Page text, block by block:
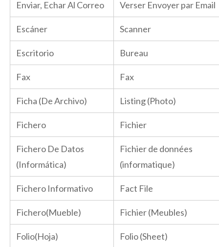
Enviar, Echar Al Correo Verser Envoyer par Email
Escáner Scanner
Escritorio Bureau
Fax Fax
Ficha (De Archivo) Listing (Photo)
Fichero Fichier
Fichero De Datos
(Informática)
Fichier de données
(informatique)
Fichero Informativo Fact File
Fichero(Mueble) Fichier (Meubles)
Folio(Hoja) Folio (Sheet)